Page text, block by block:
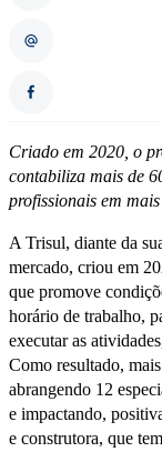
Criado em 2020, o
contabiliza mais de
profissionais em
A Trisul, diante da
mercado, criou em
que promove
horário de trabalho,
executar as
Como resultado,
abrangendo 12
e impactando,
e construtora, que